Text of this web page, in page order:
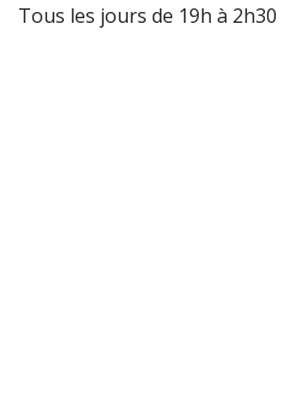
Tous les jours de 19h à 2h30